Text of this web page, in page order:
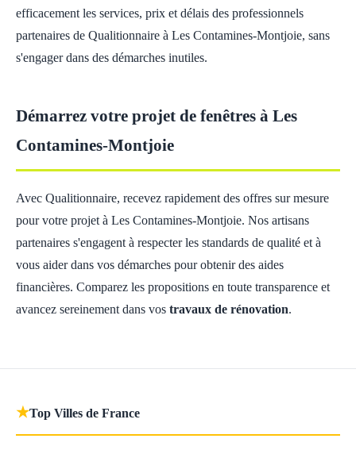
efficacement les services, prix et délais des professionnels
partenaires de Qualitionnaire à Les Contamines-Montjoie, sans
s'engager dans des démarches inutiles.
Démarrez votre projet de fenêtres à Les
Contamines-Montjoie
Avec Qualitionnaire, recevez rapidement des offres sur mesure
pour votre projet à Les Contamines-Montjoie. Nos artisans
partenaires s'engagent à respecter les standards de qualité et à
vous aider dans vos démarches pour obtenir des aides
financières. Comparez les propositions en toute transparence et
avancez sereinement dans vos travaux de rénovation.
★Top Villes de France